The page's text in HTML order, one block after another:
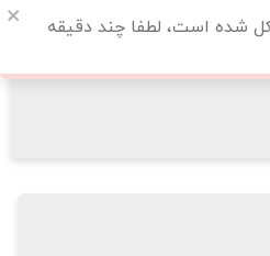
شده است، لطفا چند دقیقه